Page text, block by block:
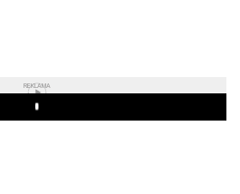
REKLAMA
Play